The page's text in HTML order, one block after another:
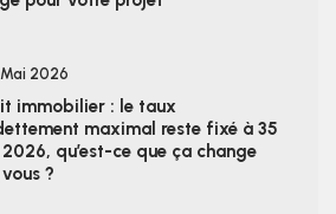
Mai 2026
immobilier : le taux
maximal reste fixé à 35
2026, qu’est-ce que ça change
?